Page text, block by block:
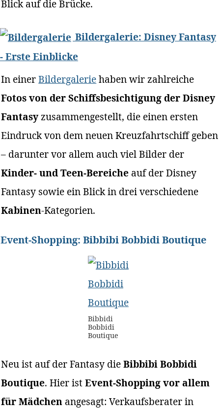
Blick auf die Brücke.
Bildergalerie: Disney Fantasy
- Erste Einblicke
In einerBildergaleriehaben wir zahlreiche
Fotos von der Schiffsbesichtigung der Disney
Fantasyzusammengestellt, die einen ersten
Eindruck von dem neuen Kreuzfahrtschiff geben
– darunter vor allem auch viel Bilder der
Kinder- und Teen-Bereiche auf der Disney
Fantasy sowie ein Blick in drei verschiedene
Kabinen-Kategorien.
Event-Shopping: Bibbibi Bobbidi Boutique
Bibbidi
Bobbidi
Boutique
Neu ist auf der Fantasy dieBibbibi Bobbidi
Boutique. Hier istEvent-Shopping vor allem
für Mädchen angesagt: Verkaufsberater in